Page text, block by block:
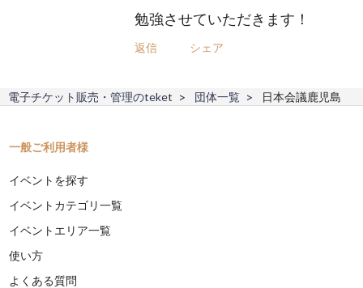
勉強させていただきます！
返信 シェア
電子チケット販売・管理のteket 団体一覧 日本会議鹿児島
一般ご利用者様
イベントを探す
イベントカテゴリ一覧
イベントエリア一覧
使い方
よくある質問